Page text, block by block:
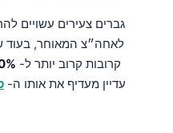
גברים צעירים עשויים
לאחה״צ המאוחר, בעוד
קרובות קרוב יותר ל-
עדיין מעדיף את אותו ה-